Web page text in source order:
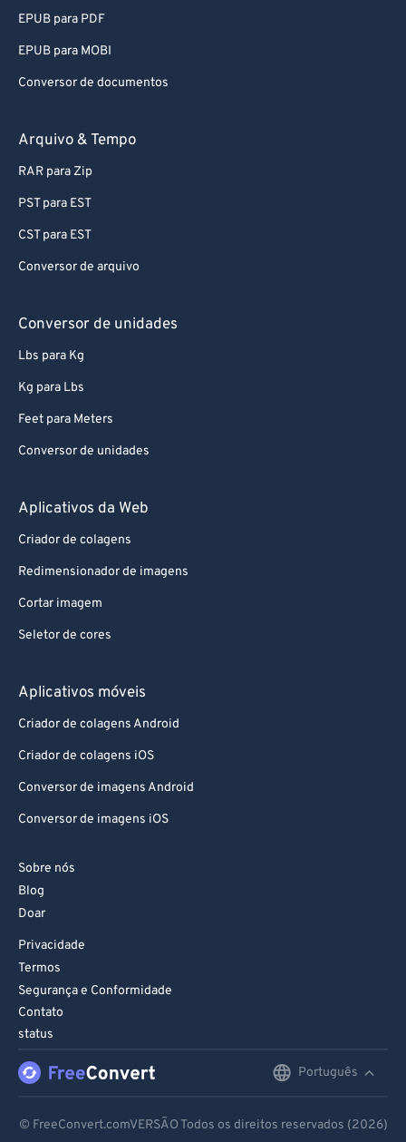
EPUB para PDF
EPUB para MOBI
Conversor de documentos
Arquivo & Tempo
RAR para Zip
PST para EST
CST para EST
Conversor de arquivo
Conversor de unidades
Lbs para Kg
Kg para Lbs
Feet para Meters
Conversor de unidades
Aplicativos da Web
Criador de colagens
Redimensionador de imagens
Cortar imagem
Seletor de cores
Aplicativos móveis
Criador de colagens Android
Criador de colagens iOS
Conversor de imagens Android
Conversor de imagens iOS
Sobre nós
Blog
Doar
Privacidade
Termos
Segurança e Conformidade
Contato
status
Português
© FreeConvert.comVERSÃO Todos os direitos reservados (2026)